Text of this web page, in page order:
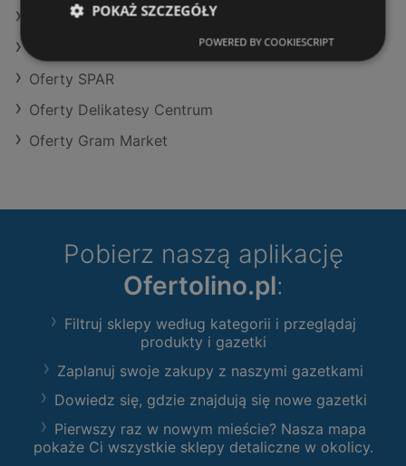
Oferty POLOmarket
Oferty SPAR
Oferty Delikatesy Centrum
Oferty Gram Market
Pobierz naszą aplikację
Ofertolino.pl:
Filtruj sklepy według kategorii i przeglądaj
produkty i gazetki
Zaplanuj swoje zakupy z naszymi gazetkami
Dowiedz się, gdzie znajdują się nowe gazetki
Pierwszy raz w nowym mieście? Nasza mapa
pokaże Ci wszystkie sklepy detaliczne w okolicy.
POKAŻ SZCZEGÓŁY
POWERED BY COOKIESCRIPT